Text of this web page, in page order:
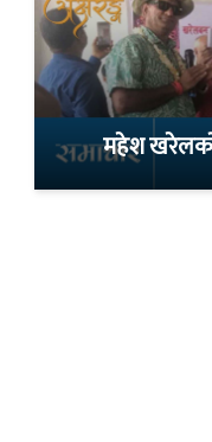
महेश